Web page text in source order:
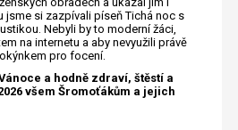
jsme si zazpívali píseň Tichá noc s
Nebyli by to moderní žáci,
na internetu a aby nevyužili právě
pro focení.
a hodně zdraví, štěstí a
všem Šromoťákům a jejich